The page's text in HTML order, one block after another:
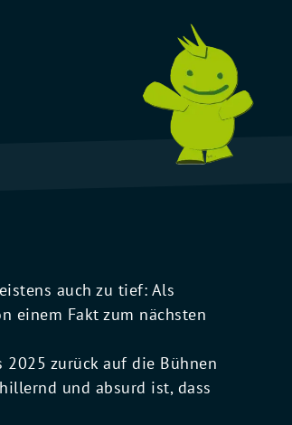
auch zu tief: Als
einem Fakt zum nächsten
zurück auf die Bühnen
und absurd ist, dass